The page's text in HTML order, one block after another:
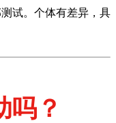
试。个体有差异，具
吗？